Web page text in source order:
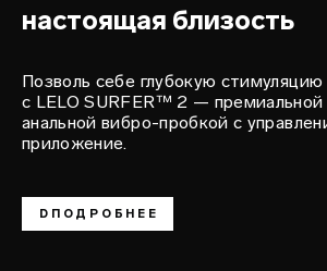
настоящая близость
Позволь себе глубокую стимуляцию
с LELO SURFER™ 2 — премиальной
анальной вибро-пробкой с
приложение.
DПОДРОБНЕЕ